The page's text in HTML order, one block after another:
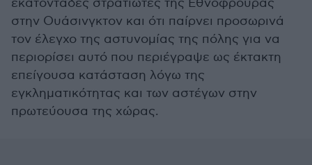
εκατοντάδες στρατιώτες της Εθνοφρουράς
στην Ουάσινγκτον και ότι παίρνει προσωρινά
τον έλεγχο της αστυνομίας της πόλης για να
περιορίσει αυτό που περιέγραψε ως έκτακτη
επείγουσα κατάσταση λόγω της
εγκληματικότητας και των αστέγων στην
πρωτεύουσα της χώρας.